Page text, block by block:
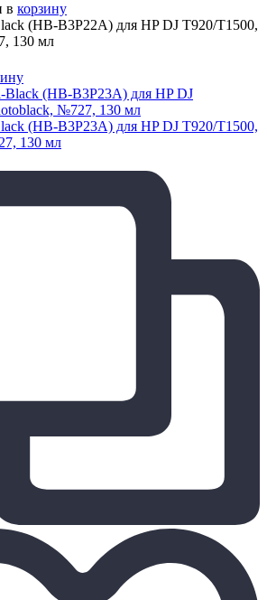
в корзину
(HB-B3P22A) для HP DJ T920/T1500,
130 мл
(HB-B3P23A) для HP DJ T920/T1500,
130 мл